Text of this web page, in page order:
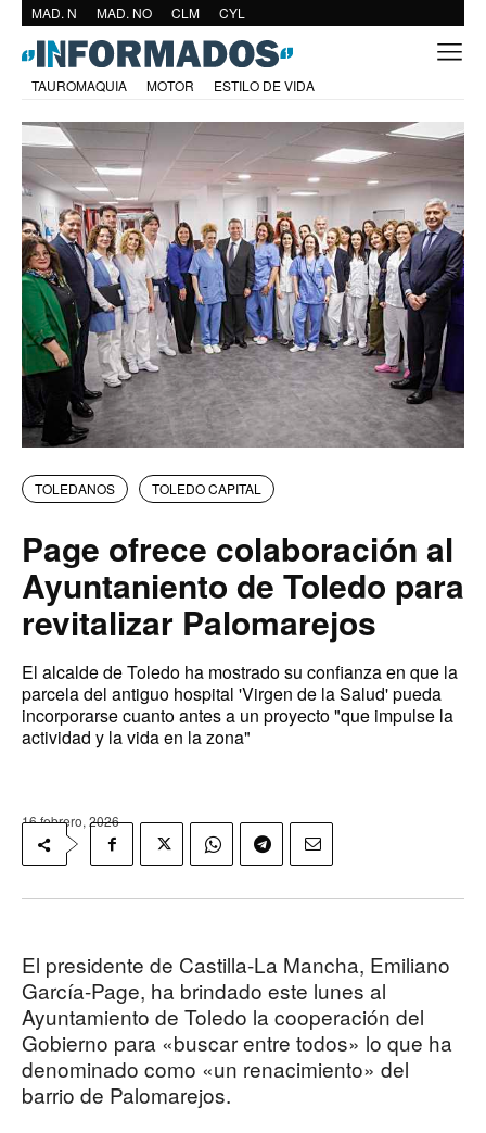
MAD. N MAD. NO CLM CYL
TAUROMAQUIA MOTOR ESTILO DE VIDA
TOLEDANOS TOLEDO CAPITAL
Page ofrece colaboración al
Ayuntaniento de Toledo para
revitalizar Palomarejos
El alcalde de Toledo ha mostrado su confianza en que la
parcela del antiguo hospital 'Virgen de la Salud' pueda
incorporarse cuanto antes a un proyecto "que impulse la
actividad y la vida en la zona"
16 febrero, 2026
El presidente de Castilla-La Mancha, Emiliano
García-Page, ha brindado este lunes al
Ayuntamiento de Toledo la cooperación del
Gobierno para «buscar entre todos» lo que ha
denominado como «un renacimiento» del
barrio de Palomarejos.